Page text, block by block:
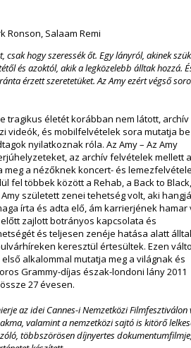
Ronson, Salaam Remi
hogy szeressék őt. Egy lányról, akinek
és azoktól, akik a legközelebb álltak hozzá.
érzett szeretetüket. Az Amy ezért végső
tragikus életét korábban nem látott, archív
videók, és mobilfelvételek sora mutatja
nyilatkoznak róla. Az Amy – Az Amy
az archív felvételek mellett
a nézőknek koncert- és
fel többek között a Rehab, a Back to
Amy született zenei tehetség volt, aki
írta és adta elő, ám karrierjének hamar
zajlott botrányos kapcsolata és
és teljesen zenéje hatása alatt
keresztül értesültek. Ezen
alkalommal mutatja meg a világnak és
Grammy-díjas észak-londoni lány 2011
27 évesen.
az idei Cannes-i Nemzetközi Filmfesztiválon
valamint a nemzetközi sajtó is kitörő
többszörösen díjnyertes